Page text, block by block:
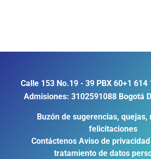
Calle 153 No.19 - 39 PBX 60+1 614
Admisiones: 3102591088 Bogotá
Buzón de sugerencias, quejas,
felicitaciones
Contáctenos Aviso de
tratamiento de datos